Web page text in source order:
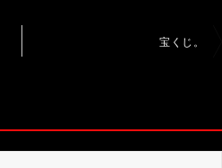
宝くじ。